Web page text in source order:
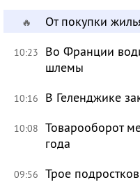
🔥 От покупки
10:23
Во Франции
шлемы
10:16 В Геленджике
10:08 Товарооборот
года
09:56 Трое